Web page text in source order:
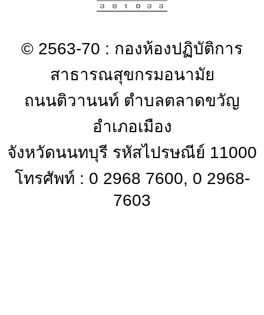
© 2563-70 : กองห้องปฏิบัติการ
สาธารณสุขกรมอนามัย
ถนนติวานนท์ ตำบลตลาดขวัญ
อำเภอเมือง
จังหวัดนนทบุรี รหัสไปรษณีย์ 11000
โทรศัพท์ : 0 2968 7600, 0 2968-
7603